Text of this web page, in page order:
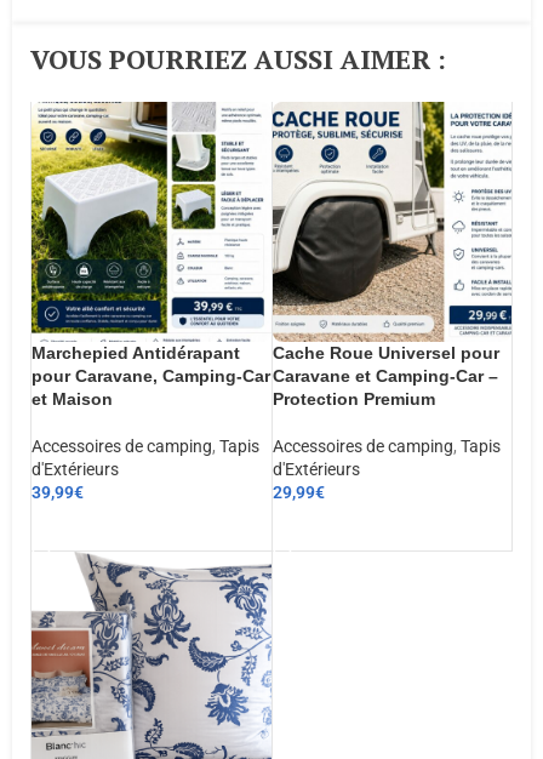
VOUS POURRIEZ AUSSI AIMER :​
Marchepied Antidérapant
pour Caravane, Camping-Car
et Maison
Accessoires de camping, Tapis
d'Extérieurs
39,99€
Cache Roue Universel pour
Caravane et Camping-Car –
Protection Premium
Accessoires de camping, Tapis
d'Extérieurs
29,99€